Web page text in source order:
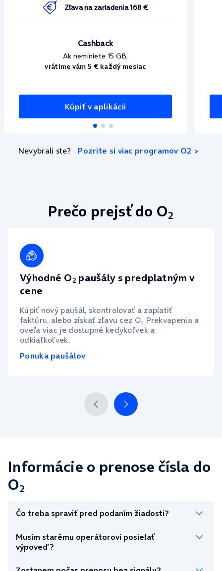
Zľava na zariadenia 168 €
Cashback
Ak neminiete 15 GB,
vrátime vám 5 € každý mesiac
Kúpiť v aplikácii
Nevybrali ste? Pozrite si viac programov O2 >
Prečo prejsť do O2
Výhodné O2 paušály s predplatným v
cene
Kúpiť nový paušál, skontrolovať a zaplatiť
faktúru, alebo získať zľavu cez O2 Prekvapenia a
oveľa viac je dostupné kedykoľvek a
odkiaľkoľvek.
Ponuka paušálov
Informácie o prenose čísla do
O2
Čo treba spraviť pred podaním žiadosti?
Musím starému operátorovi posielať
výpoveď?